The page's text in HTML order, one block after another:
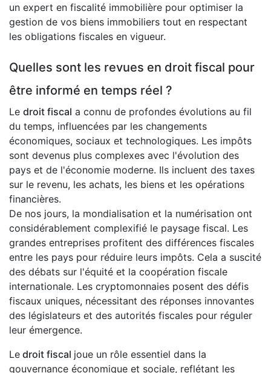
un expert en fiscalité immobilière pour optimiser la
gestion de vos biens immobiliers tout en respectant
les obligations fiscales en vigueur.
Quelles sont les revues en droit fiscal pour
être informé en temps réel ?
Le droit fiscal a connu de profondes évolutions au fil
du temps, influencées par les changements
économiques, sociaux et technologiques. Les impôts
sont devenus plus complexes avec l'évolution des
pays et de l'économie moderne. Ils incluent des taxes
sur le revenu, les achats, les biens et les opérations
financières.
De nos jours, la mondialisation et la numérisation ont
considérablement complexifié le paysage fiscal. Les
grandes entreprises profitent des différences fiscales
entre les pays pour réduire leurs impôts. Cela a suscité
des débats sur l'équité et la coopération fiscale
internationale. Les cryptomonnaies posent des défis
fiscaux uniques, nécessitant des réponses innovantes
des législateurs et des autorités fiscales pour réguler
leur émergence.
Le droit fiscal joue un rôle essentiel dans la
gouvernance économique et sociale, reflétant les